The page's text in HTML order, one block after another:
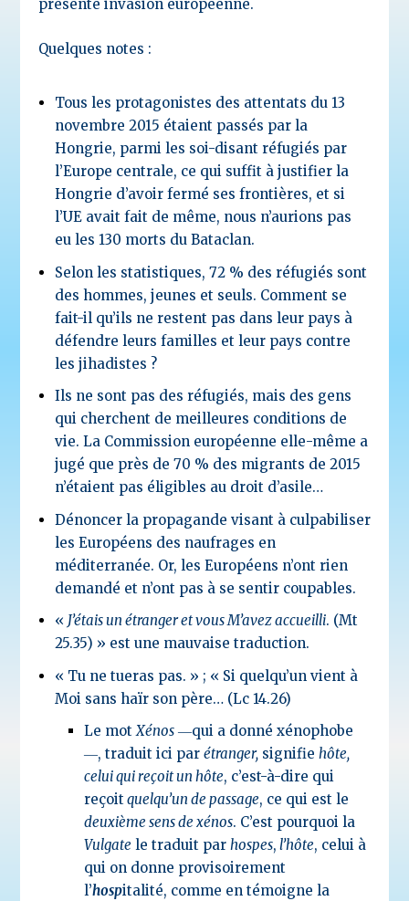
présente invasion européenne.
Quelques notes :
Tous les protagonistes des attentats du 13
novembre 2015 étaient passés par la
Hongrie, parmi les soi-disant réfugiés par
l’Europe centrale, ce qui suffit à justifier la
Hongrie d’avoir fermé ses frontières, et si
l’UE avait fait de même, nous n’aurions pas
eu les 130 morts du Bataclan.
Selon les statistiques, 72 % des réfugiés sont
des hommes, jeunes et seuls. Comment se
fait-il qu’ils ne restent pas dans leur pays à
défendre leurs familles et leur pays contre
les jihadistes ?
Ils ne sont pas des réfugiés, mais des gens
qui cherchent de meilleures conditions de
vie. La Commission européenne elle-même a
jugé que près de 70 % des migrants de 2015
n’étaient pas éligibles au droit d’asile…
Dénoncer la propagande visant à culpabiliser
les Européens des naufrages en
méditerranée. Or, les Européens n’ont rien
demandé et n’ont pas à se sentir coupables.
« J’étais un étranger et vous M’avez accueilli. (Mt
25.35) » est une mauvaise traduction.
« Tu ne tueras pas. » ; « Si quelqu’un vient à
Moi sans haïr son père… (Lc 14.26)
Le motXénos―qui a donné xénophobe
―, traduit ici par étranger,signifie hôte,
celui qui reçoit un hôte, c’est-à-dire qui
reçoit quelqu’un de passage, ce qui est le
deuxième sens de xénos. C’est pourquoi la
Vulgate le traduit par hospes, l’hôte, celui à
qui on donne provisoirement
l’hospitalité, comme en témoigne la